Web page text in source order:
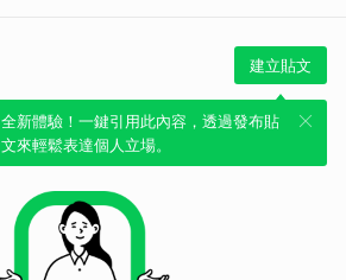
建立貼文
全新體驗！一鍵引用此內容，透過發布貼
文來輕鬆表達個人立場。